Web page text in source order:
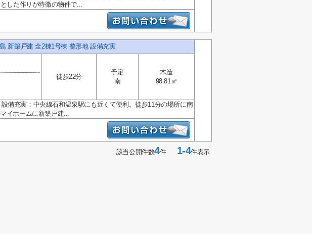
した作りが特徴の物件で...
新築戸建 全2棟1号棟 整形地 設備充実
徒歩22分
予定
南
木造
98.81㎡
備充実：中央線石和温泉駅にも近くて便利。徒歩11分の場所に南
イホームに新築戸建...
該当公開件数4件1-4件表示